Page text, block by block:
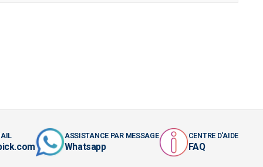
ASSISTANCE PAR MESSAGE
Whatsapp
CENTRE D'AIDE
FAQ